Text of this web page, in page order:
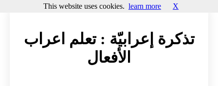
تذكرة إعرابيّة : تعلم اعراب
الأفعال
This website uses cookies. learn more X